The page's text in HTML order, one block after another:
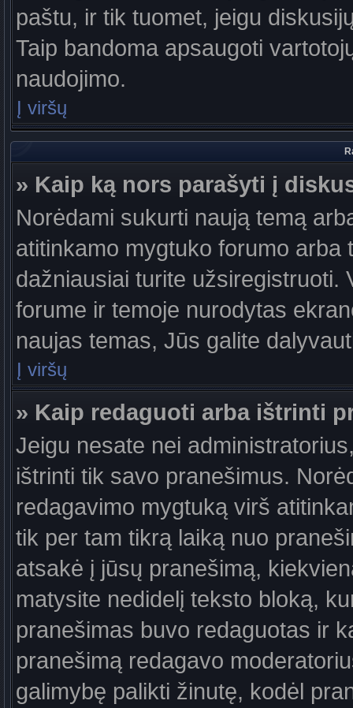
paštu, ir tik tuomet, jeigu
Taip bandoma apsaugoti
naudojimo.
Į viršų
» Kaip ką nors parašyti į
Norėdami sukurti naują temą
atitinkamo mygtuko forumo
dažniausiai turite užsiregistruoti.
forume ir temoje nurodytas
naujas temas, Jūs galite
Į viršų
» Kaip redaguoti arba ištrinti
Jeigu nesate nei
ištrinti tik savo pranešimus.
redagavimo mygtuką virš
tik per tam tikrą laiką nuo
atsakė į jūsų pranešimą,
matysite nedidelį teksto bloką,
pranešimas buvo redaguotas ir
pranešimą redagavo
galimybę palikti žinutę, kodėl